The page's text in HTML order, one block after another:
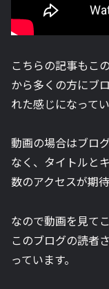
こちらの記事もこ
から多くの方にブ
れた感じになってい
動画の場合はブロ
なく、タイトルと
数のアクセスが期待
なので動画を見て
このブログの読者
っています。